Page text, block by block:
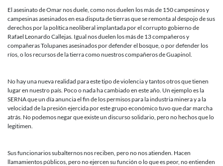
El asesinato de Omar nos duele, como nos duelen los más de 150 campesinos y
campesinas asesinados en esa disputa de tierras que se remonta al despojo de sus
derechos por la política neoliberal implantada por el corrupto gobierno de
Rafael Leonardo Callejas. Igual nos duelen los más de 13 compañeros y
compañeras Tolupanes asesinados por defender el bosque, o por defender los
ríos, o los recursos de la tierra como nuestros compañeros de Guapinol.
No hay una nueva realidad para este tipo de violencia y tantos otros que tienen
lugar en nuestro país. Poco o nada ha cambiado en este año. Un ejemplo es la
SERNA que un día anuncia el fin de los permisos para la industria minera y a la
velocidad de la presión ejercida por este grupo económico tuvo que dar marcha
atrás. No podemos negar que existe un discurso solidario, pero no hechos que lo
legitimen.
Sus funcionarios subalternos nos reciben, pero no nos atienden. Hacen
llamamientos públicos, pero no ejercen su función o lo que es peor, no entienden